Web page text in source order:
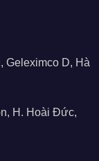
Geleximco D, Hà
H. Hoài Đức,